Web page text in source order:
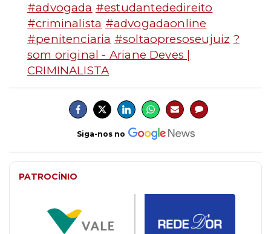
#advogada #estudantededireito
#criminalista #advogadaonline
#penitenciaria #soltaopresoseujuiz ?
som original - Ariane Deves |
CRIMINALISTA
Siga-nos no
PATROCÍNIO